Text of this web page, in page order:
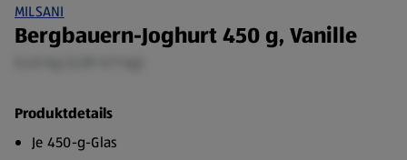
MILSANI
Bergbauern-Joghurt 450 g, Vanille
Produktdetails
Je 450-g-Glas